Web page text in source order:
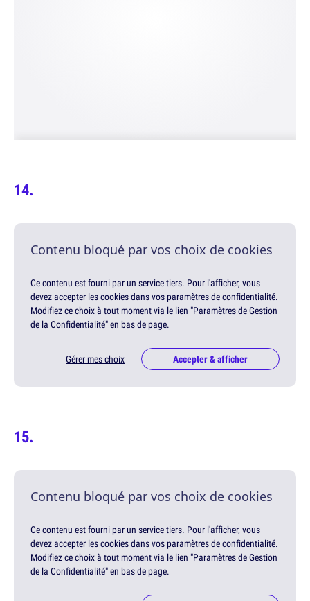
Contenu bloqué par vos choix de cookies
Ce contenu est fourni par un service tiers. Pour l'afficher, vous
devez accepter les cookies dans vos paramètres de confidentialité.
Modifiez ce choix à tout moment via le lien "Paramètres de Gestion
de la Confidentialité" en bas de page.
Gérer mes choix Accepter & afficher
Contenu bloqué par vos choix de cookies
Ce contenu est fourni par un service tiers. Pour l'afficher, vous
devez accepter les cookies dans vos paramètres de confidentialité.
Modifiez ce choix à tout moment via le lien "Paramètres de Gestion
de la Confidentialité" en bas de page.